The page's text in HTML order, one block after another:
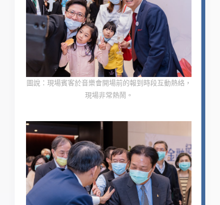
圖說：現場賓客於音樂會開場前的報到時段互動熱絡，
現場非常熱鬧。